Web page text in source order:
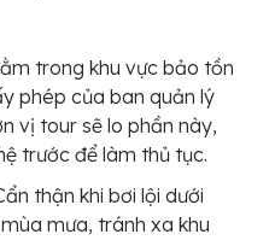
trong khu vực bảo tồn
phép của ban quản lý
vị tour sẽ lo phần này,
trước để làm thủ tục.
thận khi bơi lội dưới
mưa, tránh xa khu